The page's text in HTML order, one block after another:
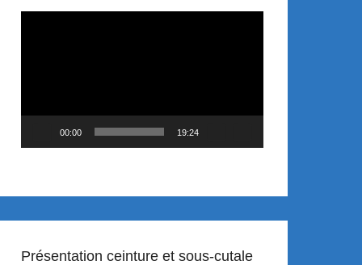
00:00 19:24
Présentation ceinture et sous-cutale